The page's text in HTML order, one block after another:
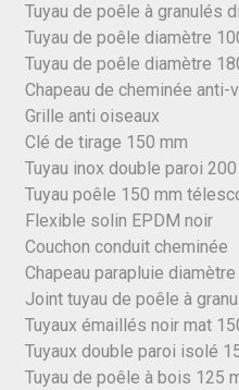
Tuyau de poêle à granulés
Tuyau de poêle diamètre
Tuyau de poêle diamètre
Chapeau de cheminée anti-
Grille anti oiseaux
Clé de tirage 150 mm
Tuyau inox double paroi
Tuyau poêle 150 mm
Flexible solin EPDM noir
Couchon conduit cheminée
Chapeau parapluie
Joint tuyau de poêle à
Tuyaux émaillés noir mat
Tuyaux double paroi isolé
Tuyau de poêle à bois 125